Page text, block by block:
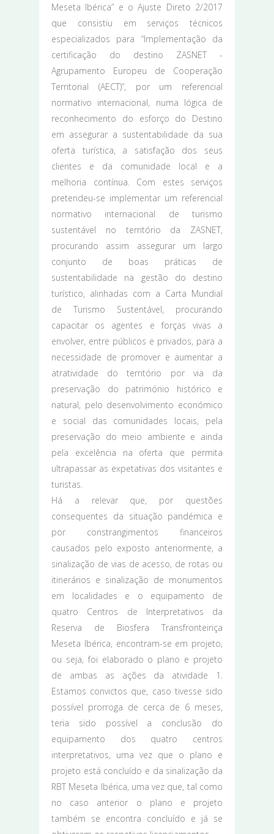
Meseta Ibérica” e o Ajuste Direto 2/2017
que consistiu em serviços técnicos
especializados para “Implementação da
certificação do destino ZASNET -
Agrupamento Europeu de Cooperação
Territorial (AECT)”, por um referencial
normativo internacional, numa lógica de
reconhecimento do esforço do Destino
em assegurar a sustentabilidade da sua
oferta turística, a satisfação dos seus
clientes e da comunidade local e a
melhoria contínua. Com estes serviços
pretendeu-se implementar um referencial
normativo internacional de turismo
sustentável no território da ZASNET,
procurando assim assegurar um largo
conjunto de boas práticas de
sustentabilidade na gestão do destino
turístico, alinhadas com a Carta Mundial
de Turismo Sustentável, procurando
capacitar os agentes e forças vivas a
envolver, entre públicos e privados, para a
necessidade de promover e aumentar a
atratividade do território por via da
preservação do património histórico e
natural, pelo desenvolvimento económico
e social das comunidades locais, pela
preservação do meio ambiente e ainda
pela excelência na oferta que permita
ultrapassar as expetativas dos visitantes e
turistas.
Há a relevar que, por questões
consequentes da situação pandémica e
por constrangimentos financeiros
causados pelo exposto anteriormente, a
sinalização de vias de acesso, de rotas ou
itinerários e sinalização de monumentos
em localidades e o equipamento de
quatro Centros de Interpretativos da
Reserva de Biosfera Transfronteiriça
Meseta Ibérica, encontram-se em projeto,
ou seja, foi elaborado o plano e projeto
de ambas as ações da atividade 1.
Estamos convictos que, caso tivesse sido
possível prorroga de cerca de 6 meses,
teria sido possível a conclusão do
equipamento dos quatro centros
interpretativos, uma vez que o plano e
projeto está concluído e da sinalização da
RBT Meseta Ibérica, uma vez que, tal como
no caso anterior o plano e projeto
também se encontra concluído e já se